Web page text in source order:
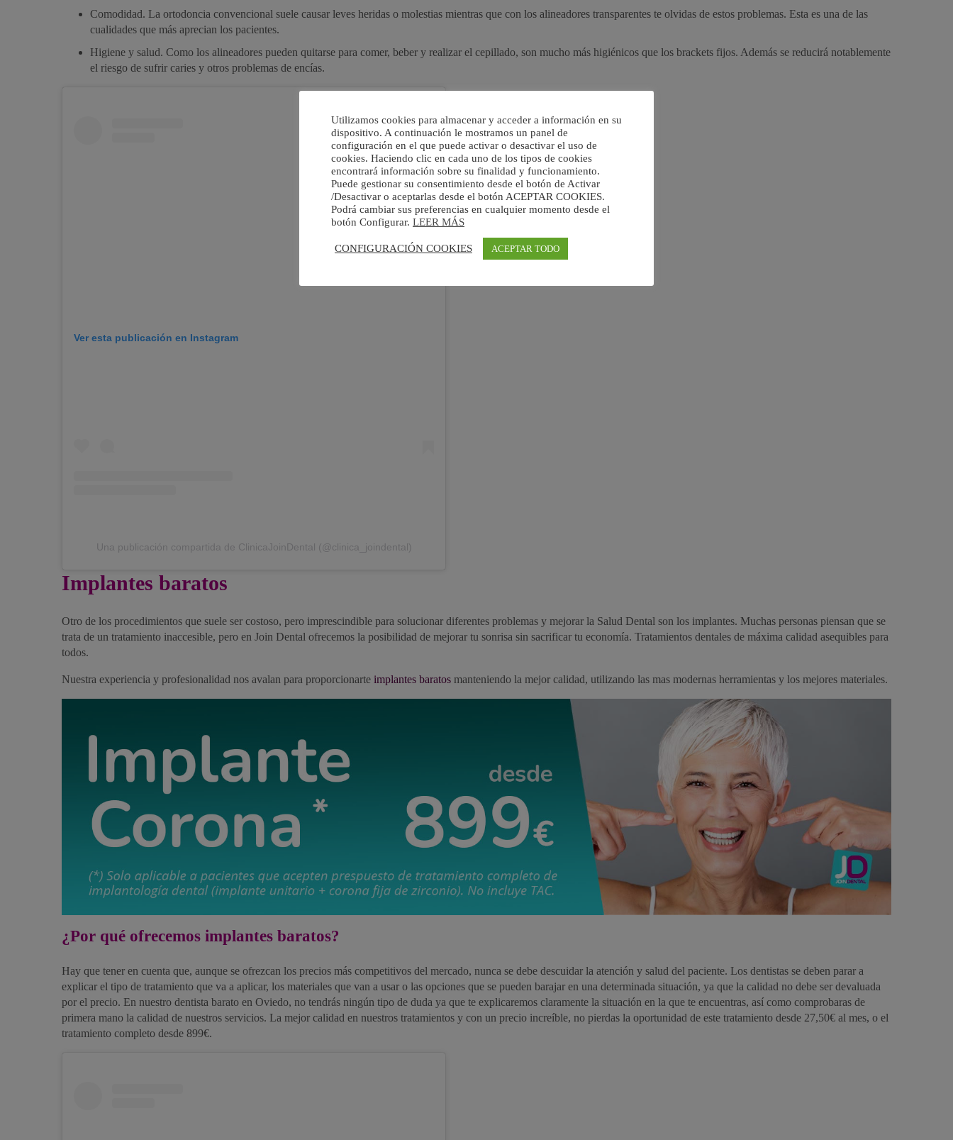
Comodidad. La ortodoncia convencional suele causar leves heridas o molestias mientras que con los alineadores transparentes te olvidas de estos problemas. Esta es una de las
cualidades que más aprecian los pacientes.
Higiene y salud. Como los alineadores pueden quitarse para comer, beber y realizar el cepillado, son mucho más higiénicos que los brackets fijos. Además se reducirá notablemente
el riesgo de sufrir caries y otros problemas de encías.
Ver esta publicación en Instagram
Una publicación compartida de ClinicaJoinDental (@clinica_joindental)
Implantes baratos
Otro de los procedimientos que suele ser costoso, pero imprescindible para solucionar diferentes problemas y mejorar la Salud Dental son los implantes. Muchas personas piensan que se
trata de un tratamiento inaccesible, pero en Join Dental ofrecemos la posibilidad de mejorar tu sonrisa sin sacrificar tu economía. Tratamientos dentales de máxima calidad asequibles para
todos.
Nuestra experiencia y profesionalidad nos avalan para proporcionarte implantes baratos manteniendo la mejor calidad, utilizando las mas modernas herramientas y los mejores materiales.
¿Por qué ofrecemos implantes baratos?
Hay que tener en cuenta que, aunque se ofrezcan los precios más competitivos del mercado, nunca se debe descuidar la atención y salud del paciente. Los dentistas se deben parar a
explicar el tipo de tratamiento que va a aplicar, los materiales que van a usar o las opciones que se pueden barajar en una determinada situación, ya que la calidad no debe ser devaluada
por el precio. En nuestro dentista barato en Oviedo, no tendrás ningún tipo de duda ya que te explicaremos claramente la situación en la que te encuentras, así como comprobaras de
primera mano la calidad de nuestros servicios. La mejor calidad en nuestros tratamientos y con un precio increíble, no pierdas la oportunidad de este tratamiento desde 27,50€ al mes, o el
tratamiento completo desde 899€.
Utilizamos cookies para almacenar y acceder a información en su
dispositivo. A continuación le mostramos un panel de
configuración en el que puede activar o desactivar el uso de
cookies. Haciendo clic en cada uno de los tipos de cookies
encontrará información sobre su finalidad y funcionamiento.
Puede gestionar su consentimiento desde el botón de Activar
/Desactivar o aceptarlas desde el botón ACEPTAR COOKIES.
Podrá cambiar sus preferencias en cualquier momento desde el
botón Configurar. LEER MÁS
CONFIGURACIÓN COOKIES ACEPTAR TODO